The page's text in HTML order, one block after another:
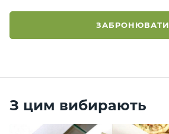
ЗАБРОНЮВАТИ
З цим вибирають